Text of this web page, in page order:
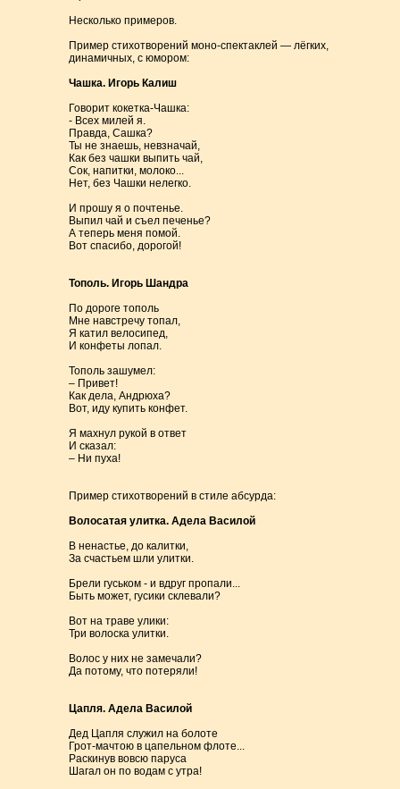
Несколько примеров.
Пример стихотворений моно-спектаклей — лёгких,
динамичных, с юмором:
Чашка. Игорь Калиш
Говорит кокетка-Чашка:
- Всех милей я.
Правда, Сашка?
Ты не знаешь, невзначай,
Как без чашки выпить чай,
Сок, напитки, молоко...
Нет, без Чашки нелегко.
И прошу я о почтенье.
Выпил чай и съел печенье?
А теперь меня помой.
Вот спасибо, дорогой!
Тополь. Игорь Шандра
По дороге тополь
Мне навстречу топал,
Я катил велосипед,
И конфеты лопал.
Тополь зашумел:
– Привет!
Как дела, Андрюха?
Вот, иду купить конфет.
Я махнул рукой в ответ
И сказал:
– Ни пуха!
Пример стихотворений в стиле абсурда:
Волосатая улитка. Адела Василой
В ненастье, до калитки,
За счастьем шли улитки.
Брели гуськом - и вдруг пропали...
Быть может, гусики склевали?
Вот на траве улики:
Три волоска улитки.
Волос у них не замечали?
Да потому, что потеряли!
Цапля. Адела Василой
Дед Цапля служил на болоте
Грот-мачтою в цапельном флоте...
Раскинув вовсю паруса
Шагал он по водам с утра!